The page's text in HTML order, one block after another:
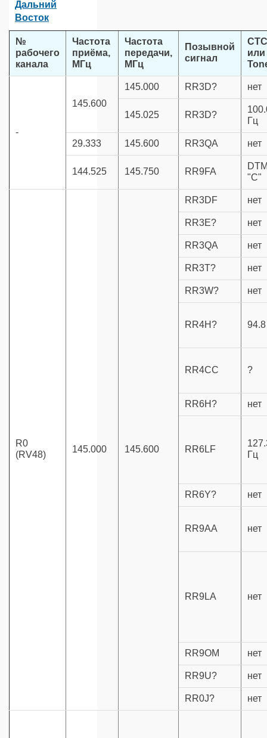
Дальний
Восток
№
рабочего
канала
Частота
приёма,
МГц
Частота
передачи,
МГц
Позывной
сигнал
или
-
145.600
145.000 RR3D? нет
145.025 RR3D?
Гц
29.333 145.600 RR3QA нет
144.525 145.750 RR9FA
"C"
R0
(RV48)
145.000 145.600
RR3DF нет
RR3E? нет
RR3QA нет
RR3T? нет
RR3W? нет
RR4H?
RR4CC ?
RR6H? нет
RR6LF
Гц
RR6Y? нет
RR9AA нет
RR9LA нет
RR9OM нет
RR9U? нет
RR0J? нет